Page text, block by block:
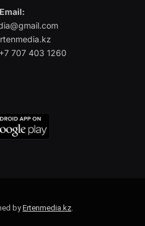
Email:
+7 707 403 1260
byErtenmedia.kz